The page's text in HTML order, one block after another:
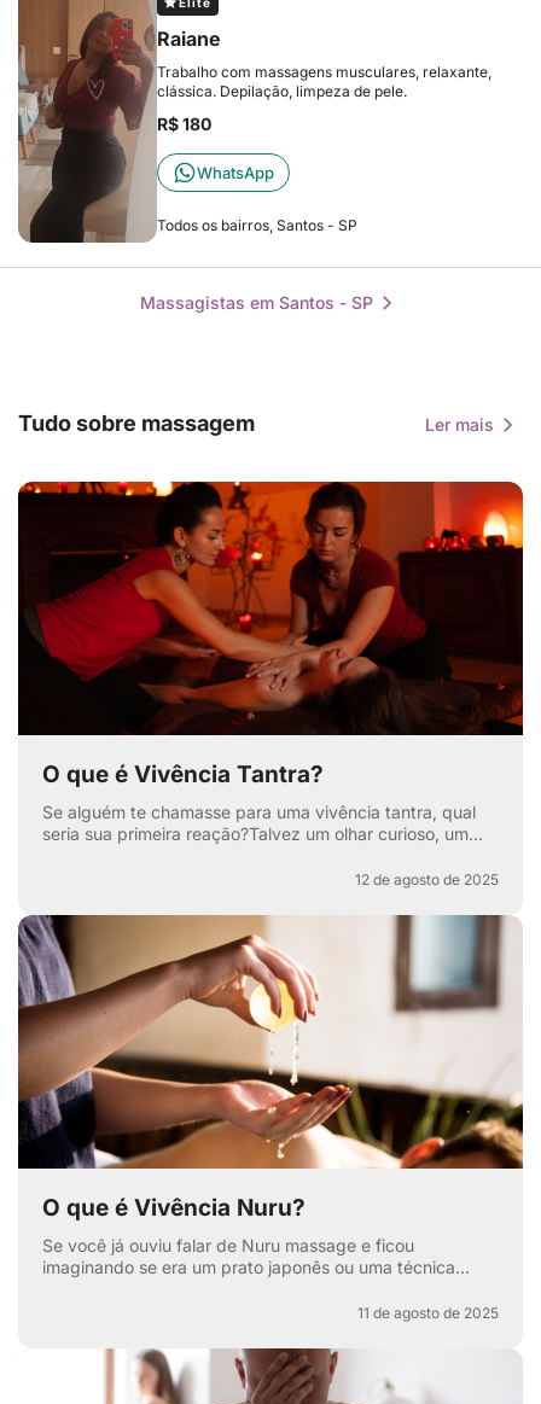
Raiane
Trabalho com massagens musculares, relaxante,
clássica. Depilação, limpeza de pele.
R$ 180
WhatsApp
Todos os bairros, Santos - SP
Massagistas em Santos - SP
Tudo sobre massagem Ler mais
O que é Vivência Tantra?
Se alguém te chamasse para uma vivência tantra, qual
seria sua primeira reação?Talvez um olhar curioso, um
12 de agosto de 2025
O que é Vivência Nuru?
Se você já ouviu falar de Nuru massage e ficou
imaginando se era um prato japonês ou uma técnica
11 de agosto de 2025